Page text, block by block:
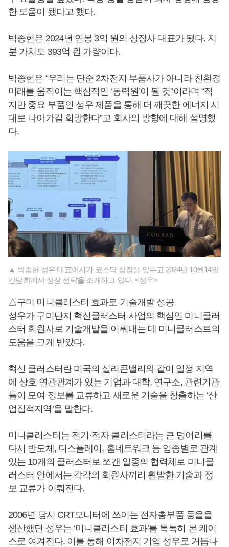
한 도움이 됐다고 했다.
박종헌은 2024년 연봉 3억 원의 상장사 대표가 됐다. 지
분 가치도 393억 원 가량이다.
박종헌은 “우리는 단순 2차전지 부품사가 아니라 친환경
미래를 움직이는 핵심적인 ‘동력원’이 될 것”이라며 “작
지만 중요 부품인 성우 제품을 통해 더 깨끗한 에너지 시
대로 나아가길 희망한다”고 회사의 방향에 대해 설명했
다.
▲ 박종헌 성우 대표이사가 코스닥 상장을 앞두고 2024년 10월14일
간담회에서 성장 전략을 소개하고 있다. <성우>
△구미 미니클러스터 효과로 기술개발 성공
성우가 구미단지 혁신클러스터 사업의 핵심인 미니클러
스터 회원사로 기술개발을 이뤄내는 데 미니클러스트의
도움을 크게 받았다.
혁신 클러스터란 미국의 실리콘밸리와 같이 일정 지역
에 상호 연관관계가 있는 기업과 대학, 연구소, 관련기관
들이 모여 정보를 교류하고 새로운 기술을 창출하는 ‘산
업집적지역’을 말한다.
미니클러스터는 전기·전자 클러스터라는 큰 덩어리를
다시 반도체, 디스플레이, 홈네트워크 등 업종별로 관계
있는 10개의 클러스터로 쪼갠 일종의 협력체로 미니클
러스터 안에서는 각각의 회원사끼리 활발한 기술과 정
보 교류가 이뤄진다.
2006년 당시 CRT모니터에 쓰이는 전자총부품 등을을
생산했던 성우는 ‘미니클러스터 효과’를 톡톡히 본 케이
스로 여겨진다. 이를 통해 이차전지 기업 성우로 거듭나